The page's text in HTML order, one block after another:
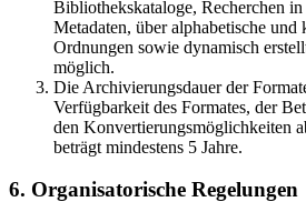
Bibliothekskataloge, Recherchen
Metadaten, über alphabetische und
Ordnungen sowie dynamisch
möglich.
Die Archivierungsdauer der
Verfügbarkeit des Formates, der
den Konvertierungsmöglichkeiten
beträgt mindestens 5 Jahre.
6. Organisatorische Regelungen